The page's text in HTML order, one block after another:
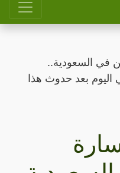
في السعودية..
بعد حدوث هذا